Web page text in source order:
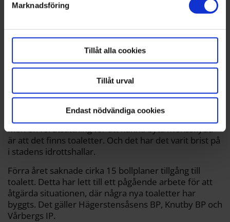
. Du kan ändra eller dra tillbaka ditt samtycke när som
Marknadsföring
Tillåt alla cookies
Tillåt urval
Endast nödvändiga cookies
"Genom att införa gratis mensskydd, så kommer vi skapa bättre
förutsättningar för tjejer att kunna idrotta," säger Maria-Elsa Salvo (S).
Mathilda Nilsson
Brist på toaletter
Men en förutsättning för att kunna byta mensskydd
är att det finns toaletter. Och det har det varit brist på
i stadens idrottshallar.
Förra året saknade cirka 15 bollplaner tillgång till
toalett. Detta har lett till ett pågående arbete för att
åtgärda situationen, där några nya toaletter har
byggts. Det gäller Hägerstensåsens BP, Knutby BP och
Vårbergs IP.